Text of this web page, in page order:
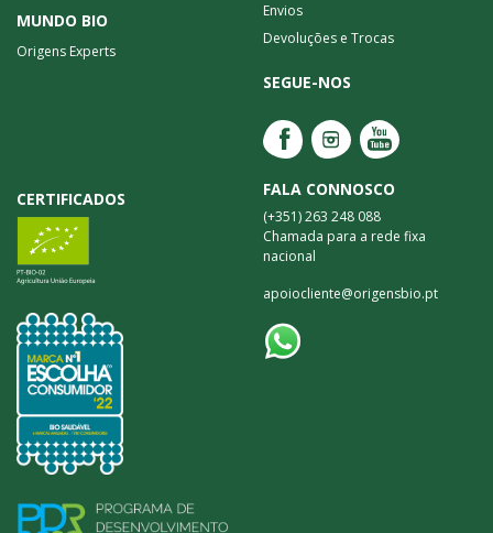
Envios
Devoluções e Trocas
MUNDO BIO
Origens Experts
SEGUE-NOS
FALA CONNOSCO
(+351) 263 248 088
Chamada para a rede fixa
nacional
apoiocliente@origensbio.pt
CERTIFICADOS